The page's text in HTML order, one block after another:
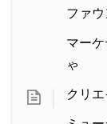
ファ
マー
ゃ
クリ